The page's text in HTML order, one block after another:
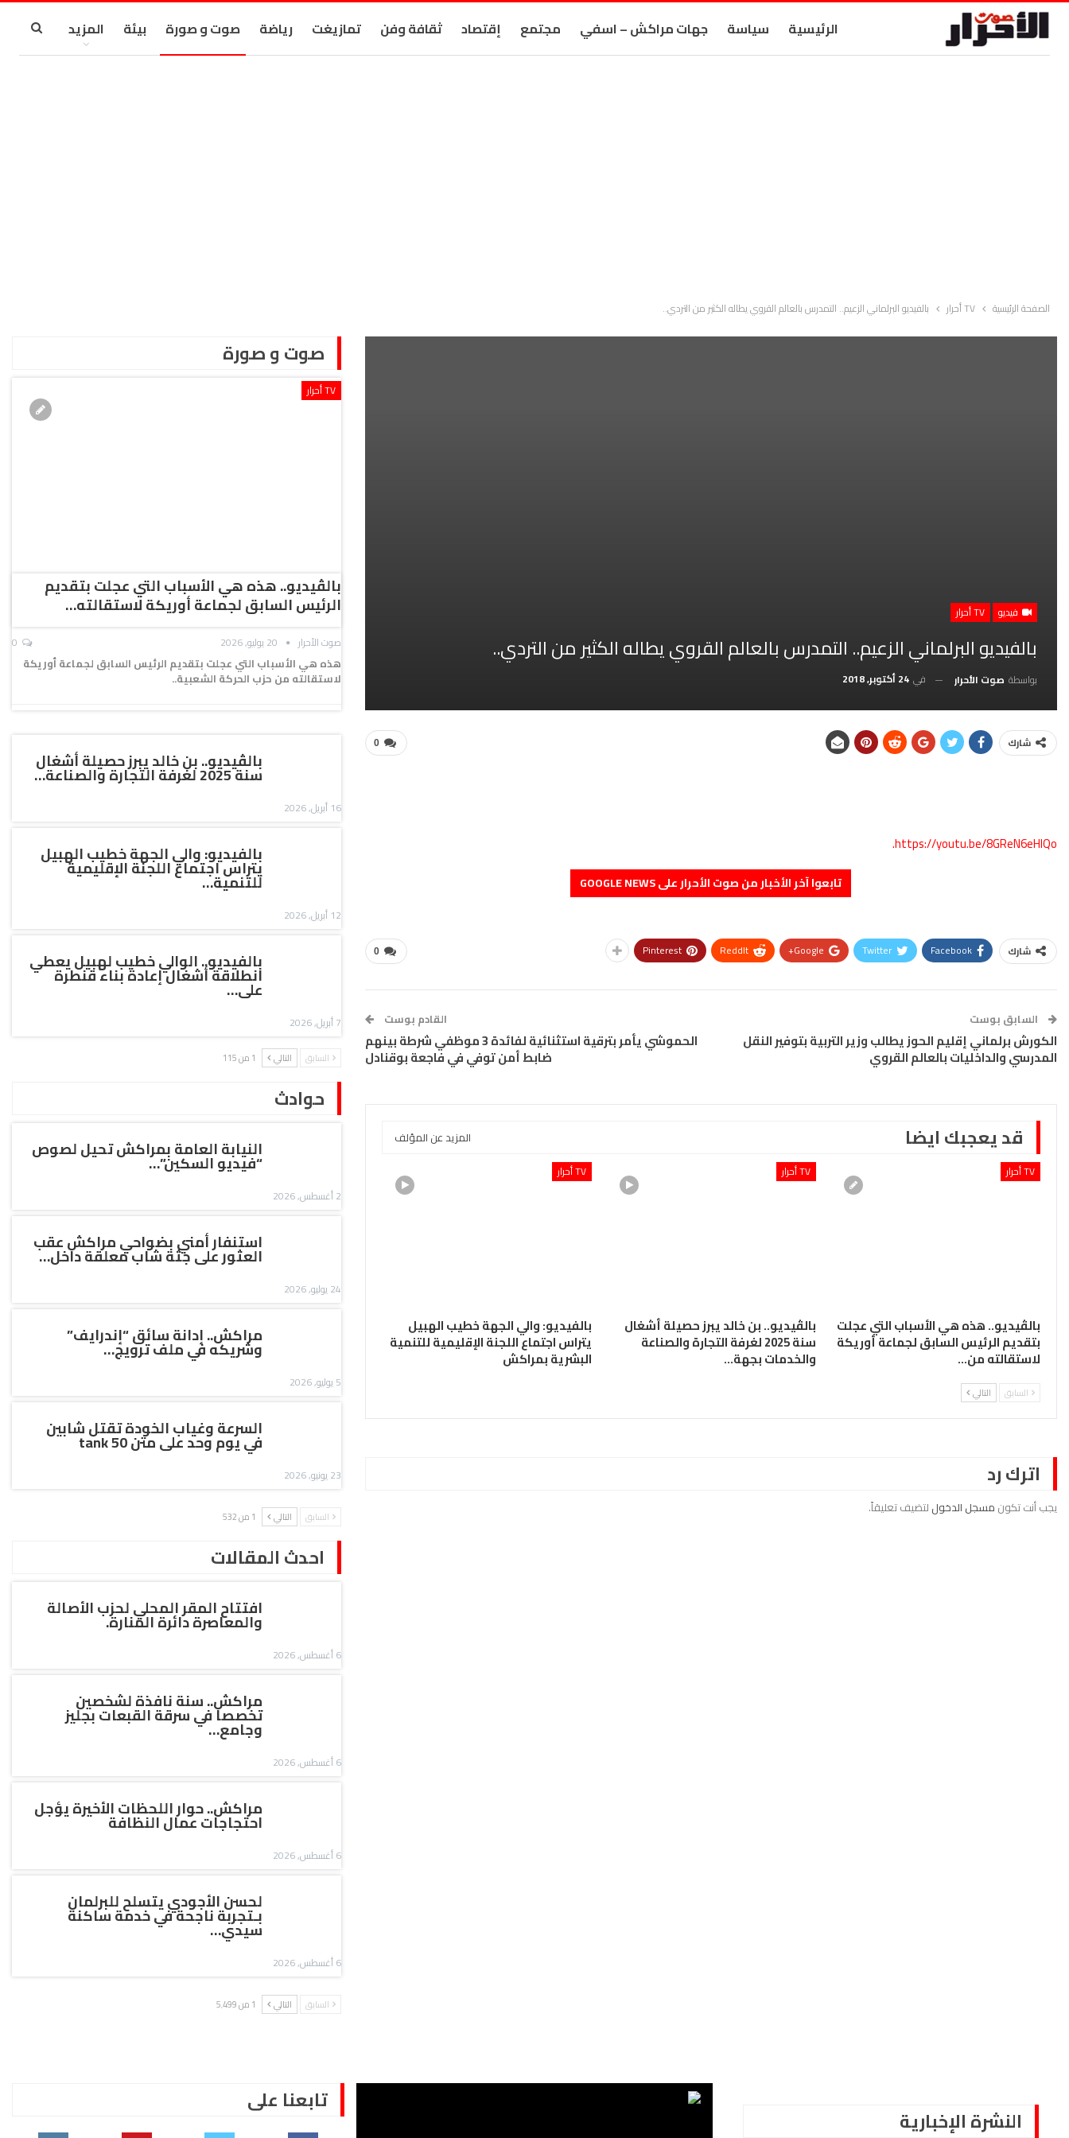
الرئيسية سياسة جهات مراكش – اسفي مجتمع إقتصاد ثقافة وفن تمازيغت رياضة صوت و صورة بيئة المزيد
الصفحة الرئيسية TV أحرار بالفيديو البرلماني الزعيم.. التمدرس بالعالم القروي يطاله الكثير من التردي..
فيديو TV أحرار
بالفيديو البرلماني الزعيم.. التمدرس بالعالم القروي يطاله الكثير من التردي..
بواسطة صوت الأحرار في 24 أكتوبر, 2018
0 شارك
https://youtu.be/8GReN6eHlQo.
تابعوا آخر الأخبار من صوت الأحرار على GOOGLE NEWS
0 شارك Facebook
Twitter
Google+
ReddIt
Pinterest
السابق بوست
الكورش برلماني إقليم الحوز يطالب وزير التربية بتوفير النقل
المدرسي والداخليات بالعالم القروي
القادم بوست
الحموشي يأمر بترقية استثنائية لفائدة 3 موظفي شرطة بينهم
ضابط أمن توفي في فاجعة بوقنادل
قد يعجبك ايضا المزيد عن المؤلف
TV أحرار
بالڤيديو.. هذه هي الأسباب التي عجلت
بتقديم الرئيس السابق لجماعة أوريكة
لاستقالته من…
TV أحرار
بالڤيديو.. بن خالد يبرز حصيلة أشغال
سنة 2025 لغرفة التجارة والصناعة
والخدمات بجهة…
TV أحرار
بالفيديو: والي الجهة خطيب الهبيل
يتراس اجتماع اللجنة الإقليمية للتنمية
البشرية بمراكش
السابق التالي
اترك رد
يجب أنت تكون مسجل الدخول لتضيف تعليقاً.
صوت و صورة
TV أحرار
بالڤيديو.. هذه هي الأسباب التي عجلت بتقديم
الرئيس السابق لجماعة أوريكة لاستقالته…
صوت الأحرار 20 يوليو, 2026
هذه هي الأسباب التي عجلت بتقديم الرئيس السابق لجماعة أوريكة
لاستقالته من حزب الحركة الشعبية..
بالڤيديو.. بن خالد يبرز حصيلة أشغال
سنة 2025 لغرفة التجارة والصناعة…
16 أبريل, 2026
بالفيديو: والي الجهة خطيب الهبيل
يتراس اجتماع اللجنة الإقليمية
للتنمية…
12 أبريل, 2026
بالفيديو.. الوالي خطيب لهبيل يعطي
انطلاقة أشغال إعادة بناء قنطرة
على…
7 أبريل, 2026
السابق التالي 1 من 115
حوادث
النيابة العامة بمراكش تحيل لصوص
“فيديو السكين”…
2 أغسطس, 2026
استنفار أمني بضواحي مراكش عقب
العثور على جثة شاب معلقة داخل…
24 يوليو, 2026
مراكش.. إدانة سائق “إندرايف”
وشريكه في ملف ترويج…
5 يوليو, 2026
السرعة وغياب الخودة تقتل شابين
في يوم وحد على متن tank 50
23 يونيو, 2026
السابق التالي 1 من 532
احدث المقالات
افتتاح المقر المحلي لحزب الأصالة
والمعاصرة دائرة المنارة.
6 أغسطس, 2026
مراكش.. سنة نافذة لشخصين
تخصصا في سرقة القبعات بجليز
وجامع…
6 أغسطس, 2026
مراكش.. حوار اللحظات الأخيرة يؤجل
احتجاجات عمال النظافة
6 أغسطس, 2026
لحسن الأجودي يتسلح للبرلمان
بـتجربة ناجحة في خدمة ساكنة
سيدي…
6 أغسطس, 2026
السابق التالي 1 من 5٬499
النشرة الإخبارية
تابعنا على